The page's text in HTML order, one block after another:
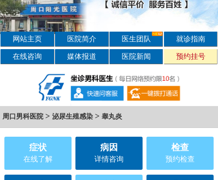
网站主页 医院简介 医生团队 就诊指南
在线咨询 媒体报道 医院新闻 预约挂号
周口男科医院 > 泌尿生殖感染 > 睾丸炎
症状
在线了解
病因
详情咨询
检查
预约检查